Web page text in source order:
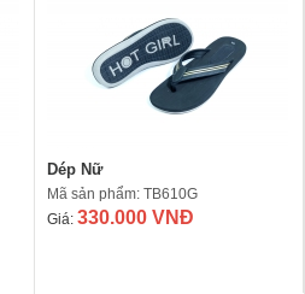
Dép Nữ
Mã sản phẩm: TB610G
Giá: 330.000 VNĐ